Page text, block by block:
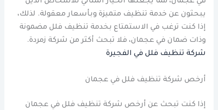
يبحثون عن خدمة تنظيف متميزة وبأسعار معقولة. لذلك،
إذا كنت ترغب في الاستمتاع بخدمة تنظيف فلل مضمونة
وذات ضمان في عجمان، فلا تبحث أكثر من شركة زمردة.
شركة تنظيف فلل في الفجيرة
أرخص شركة تنظيف فلل في عجمان
إذا كنت تبحث عن أرخص شركة تنظيف فلل في عجمان